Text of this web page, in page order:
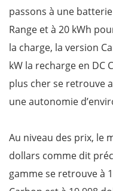
passons à une
Range et à 20 kWh
la charge, la version
kW la recharge en DC
plus cher se retrouve
une autonomie
Au niveau des prix, le
dollars comme dit
gamme se retrouve à